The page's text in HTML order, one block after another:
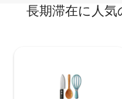
長期滞在に人